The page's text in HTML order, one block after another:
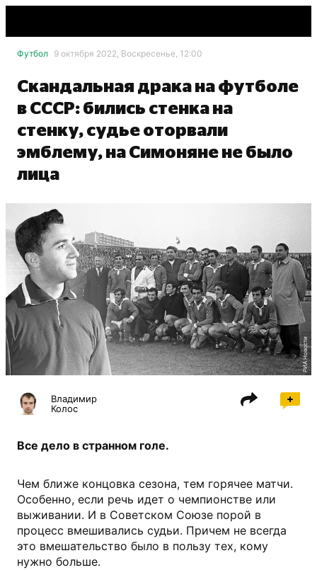
Футбол 9 октября 2022, Воскресенье, 12:00
Скандальная драка на футболе
в СССР: бились стенка на
стенку, судье оторвали
эмблему, на Симоняне не было
лица
РИА Новости
Владимир
Колос
Все дело в странном голе.
Чем ближе концовка сезона, тем горячее матчи.
Особенно, если речь идет о чемпионстве или
выживании. И в Советском Союзе порой в
процесс вмешивались судьи. Причем не всегда
это вмешательство было в пользу тех, кому
нужно больше.